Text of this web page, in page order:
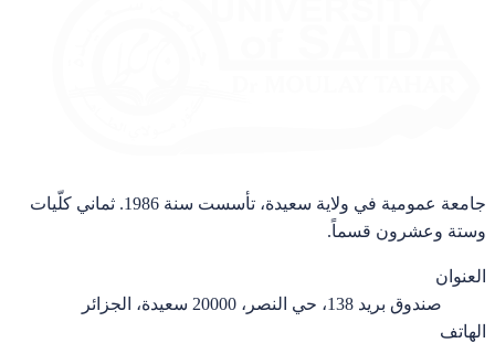
جامعة عمومية في ولاية سعيدة، تأسست سنة 1986. ثماني كلّيات
وستة وعشرون قسماً.
العنوان
صندوق بريد 138، حي النصر، 20000 سعيدة، الجزائر
الهاتف